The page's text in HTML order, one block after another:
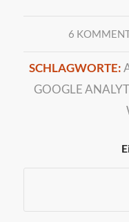
6 /
SCHLAGWORTE:
GOOGLE